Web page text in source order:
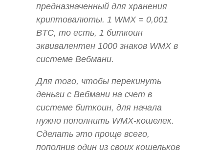
предназначенный для хранения
криптовалюты. 1 WMX = 0,001
BTC, то есть, 1 биткоин
эквивалентен 1000 знаков WMX в
системе Вебмани.
Для того, чтобы перекинуть
деньги с Вебмани на счет в
системе биткоин, для начала
нужно пополнить WMX-кошелек.
Сделать это проще всего,
пополнив один из своих кошельков